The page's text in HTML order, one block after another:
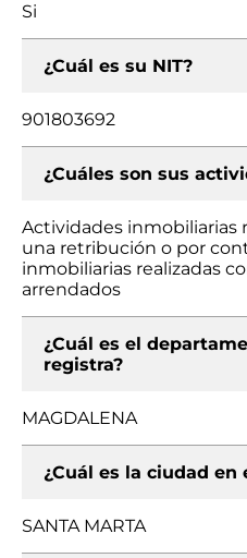
Si
¿Cuál es su NIT?
901803692
¿Cuáles son sus
Actividades inmobiliarias
una retribución o por
inmobiliarias realizadas
arrendados
¿Cuál es el
registra?
MAGDALENA
¿Cuál es la ciudad en
SANTA MARTA